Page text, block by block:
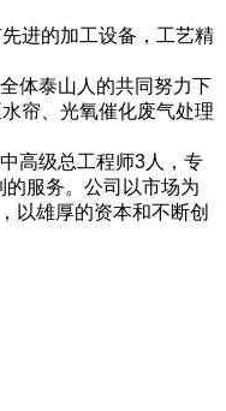
进的加工设备，工艺精
体泰山人的共同努力下
帘、光氧催化废气处理
高级总工程师3人，专
服务。公司以市场为
以雄厚的资本和不断创